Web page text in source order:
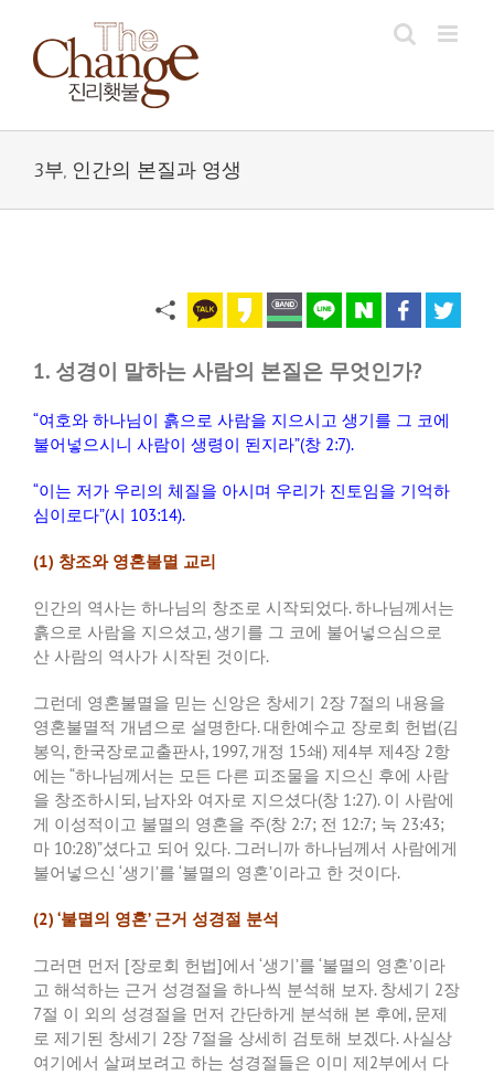
content
3부, 인간의 본질과 영생
1. 성경이 말하는 사람의 본질은 무엇인가?
“여호와 하나님이 흙으로 사람을 지으시고 생기를 그 코에
불어넣으시니 사람이 생령이 된지라”(창 2:7).
“이는 저가 우리의 체질을 아시며 우리가 진토임을 기억하
심이로다”(시 103:14).
(1) 창조와 영혼불멸 교리
인간의 역사는 하나님의 창조로 시작되었다.하나님께서는
흙으로 사람을 지으셨고,생기를 그 코에 불어넣으심으로
산 사람의 역사가 시작된 것이다.
그런데 영혼불멸을 믿는 신앙은 창세기 2장 7절의 내용을
영혼불멸적 개념으로 설명한다.대한예수교 장로회 헌법(김
봉익, 한국장로교출판사, 1997, 개정 15쇄) 제4부 제4장 2항
에는 “하나님께서는 모든 다른 피조물을 지으신 후에 사람
을 창조하시되, 남자와 여자로 지으셨다(창 1:27). 이 사람에
게 이성적이고 불멸의 영혼을 주(창 2:7; 전 12:7; 눅 23:43;
마 10:28)”셨다고 되어 있다. 그러니까 하나님께서 사람에게
불어넣으신 ‘생기’를 ‘불멸의 영혼’이라고 한 것이다.
(2) ‘불멸의 영혼’ 근거 성경절 분석
그러면 먼저 [장로회 헌법]에서 ‘생기’를 ‘불멸의 영혼’이라
고 해석하는 근거 성경절을 하나씩 분석해 보자. 창세기 2장
7절 이 외의 성경절을 먼저 간단하게 분석해 본 후에, 문제
로 제기된 창세기 2장 7절을 상세히 검토해 보겠다.사실상
여기에서 살펴보려고 하는 성경절들은 이미 제2부에서 다